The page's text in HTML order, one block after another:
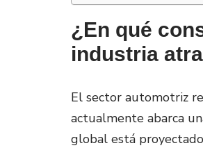
¿En qué
industria
El sector automotriz
actualmente abarca
global está